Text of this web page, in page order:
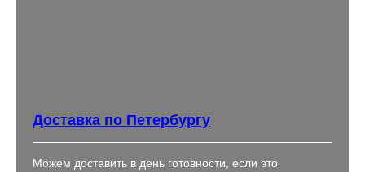
Доставка по Петербургу
Можем доставить в день готовности, если это